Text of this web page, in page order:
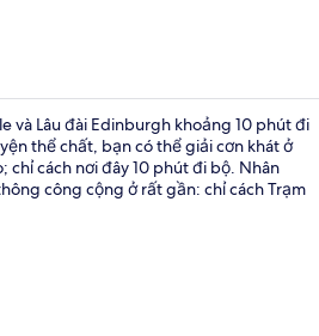
Khu sảnh
và Lâu đài Edinburgh khoảng 10 phút đi
thể chất, bạn có thể giải cơn khát ở
chỉ cách nơi đây 10 phút đi bộ. Nhân
công cộng ở rất gần: chỉ cách Trạm